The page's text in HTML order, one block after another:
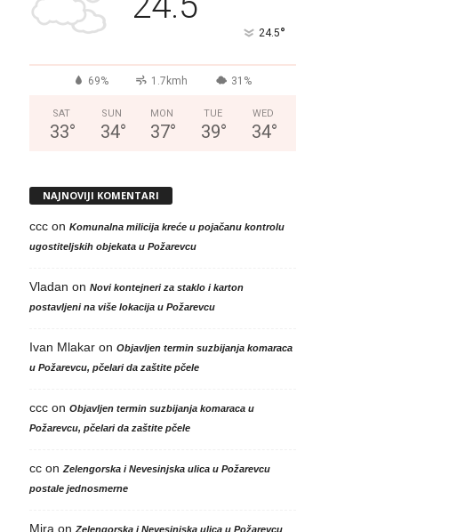
24.5°
69% 1.7kmh 31%
SAT
33°
SUN
34°
MON
37°
TUE
39°
WED
34°
NAJNOVIJI KOMENTARI
cccon Komunalna milicija kreće u pojačanu kontrolu
ugostiteljskih objekata u Požarevcu
Vladan on Novi kontejneri za staklo i karton
postavljeni na više lokacija u Požarevcu
Ivan Mlakaron Objavljen termin suzbijanja komaraca
u Požarevcu, pčelari da zaštite pčele
cccon Objavljen termin suzbijanja komaraca u
Požarevcu, pčelari da zaštite pčele
ccon Zelengorska i Nevesinjska ulica u Požarevcu
postale jednosmerne
Mira on Zelengorska i Nevesinjska ulica u Požarevcu